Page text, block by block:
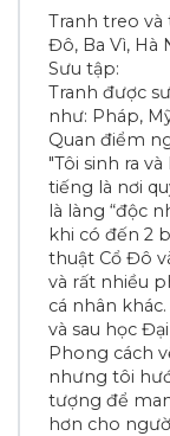
Tranh treo
Đô, Ba Vì, Hà
Sưu tập:
Tranh được
như: Pháp,
Quan điểm
"Tôi sinh ra
tiếng là nơi
là làng “độc
khi có đến 2
thuật Cổ Đô
và rất nhiều
cá nhân
và sau học
Phong cách
nhưng tôi
tượng để
hơn cho